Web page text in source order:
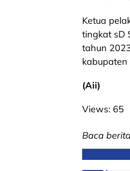
Ketua
tingkat sD
tahun
(Aii)
Views: 65
Baca